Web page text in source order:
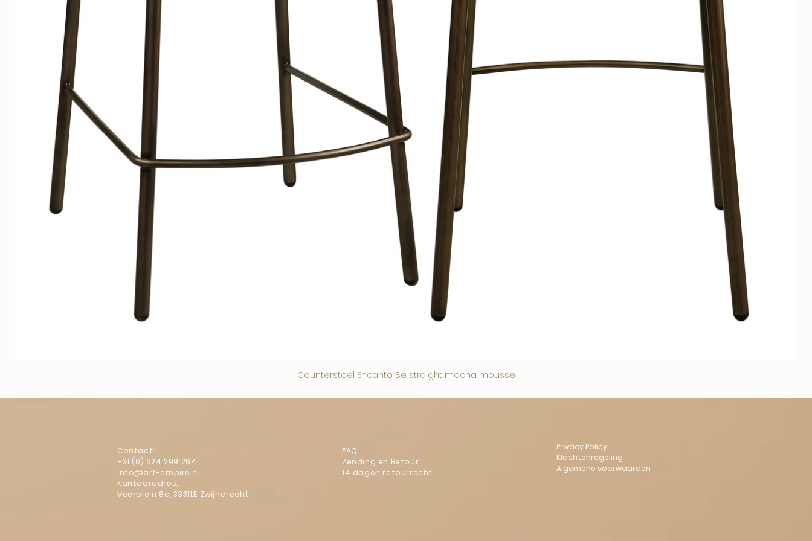
persoonlijke smaak en voorkeuren.
Gemeenschapsgevoel:
Ontspannende buitenruimtes:
gemeenschappelijke tuinen en buitenruimtes
bieden een serene omgeving voor ontspanning
en sociale interactie met buren.
Investeringspotentieel:
Hoog rendement:
locatie en hoogwaardige voorzieningen, heeft
het project potentieel voor een goede
investering en waardevermeerdering.
Beschikbaarheid voor bezichtiging:
Persoonlijke afspraken:
geïnteresseerden om een privébezichtiging te
regelen om de flats en de faciliteiten ter plaatse
te bekijken.
Counterstoel Encanto Be straight mocha mousse
Contact:
+31 (0) 624 299 264
info@art-empire.nl
Kantooradres:
Veerplein 8a, 3331LE Zwijndrecht
FAQ
Zending en Retour
14 dagen retourrecht
Privacy Policy
Klachtenregeling
Algemene voorwaarden